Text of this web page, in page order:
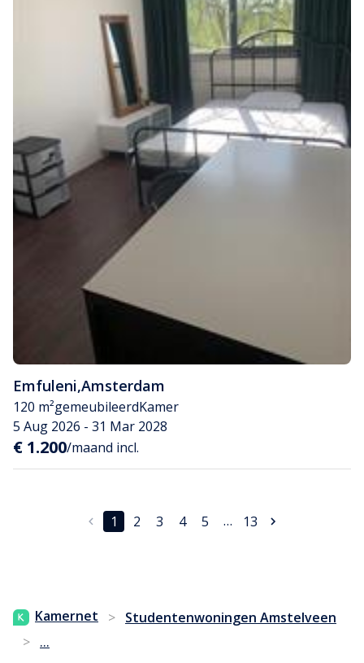
Emfuleni,Amsterdam
120 m²gemeubileerdKamer
5 Aug 2026 - 31 Mar 2028
€ 1.200/maand incl.
1 2 3 4 5 … 13
Kamernet > Studentenwoningen Amstelveen
> ...